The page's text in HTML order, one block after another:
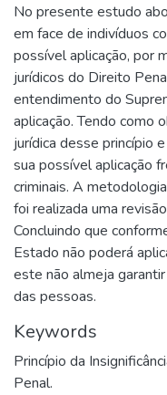
No presente estudo
em face de indivíduos
possível aplicação, por
jurídicos do Direito
entendimento do
aplicação. Tendo como
jurídica desse princípio
sua possível aplicação
criminais. A
foi realizada uma
Concluindo que
Estado não poderá
este não almeja
das pessoas.
Keywords
Princípio da
Penal.